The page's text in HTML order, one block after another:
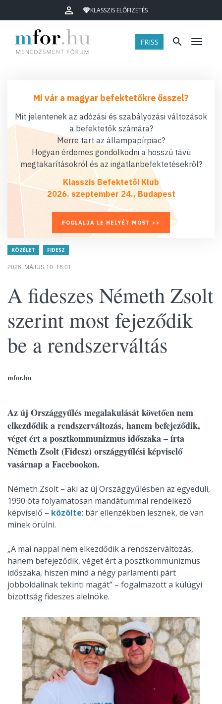
KLASSZIS ELŐFIZETÉS
FRISS Menü
Mi vár a magyar befektetőkre ősszel?
Mit jelentenek az adózási és szabályozási változások
a befektetők számára?
Merre tart az állampapírpiac?
Hogyan érdemes gondolkodni a hosszú távú
megtakarításokról és az ingatlanbefektetésekről?
Klasszis Befektetői Klub
2026. szeptember 24., Budapest
FOGLALJA LE HELYÉT MOST >>
KÖZÉLET FIDESZ
2026. MÁJUS 10. 16:01
A fideszes Németh Zsolt
szerint most fejeződik
be a rendszerváltás
mfor.hu
Az új Országgyűlés megalakulását követően nem
elkezdődik a rendszerváltozás, hanem befejeződik,
véget ért a posztkommunizmus időszaka – írta
Németh Zsolt (Fidesz) országgyűlési képviselő
vasárnap a Facebookon.
Németh Zsolt – aki az új Országgyűlésben az egyedüli,
1990 óta folyamatosan mandátummal rendelkező
képviselő – közölte: bár ellenzékben lesznek, de van
minek örülni.
„A mai nappal nem elkezdődik a rendszerváltozás,
hanem befejeződik, véget ért a posztkommunizmus
időszaka, hiszen mind a négy parlamenti párt
jobboldalinak tekinti magát” – fogalmazott a külügyi
bizottság fideszes alelnöke.